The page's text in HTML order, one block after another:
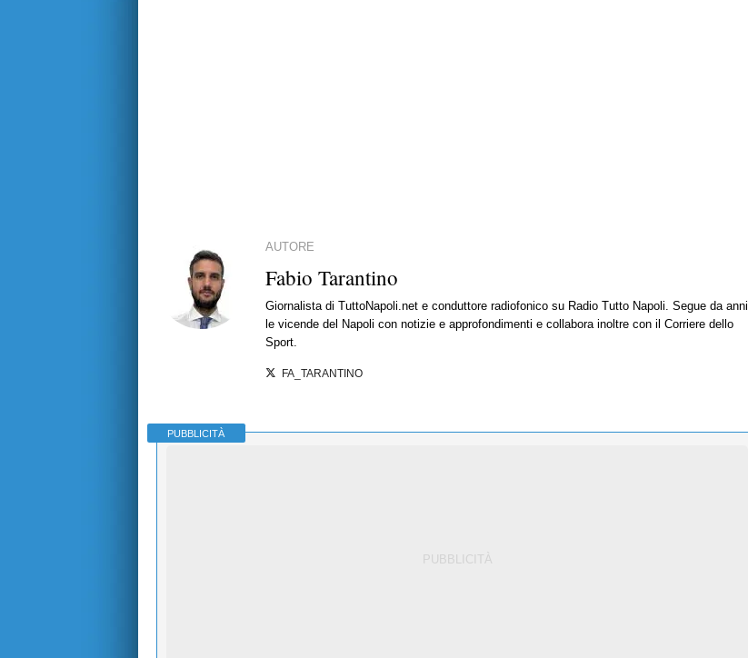
AUTORE
Fabio Tarantino
Giornalista di TuttoNapoli.net e conduttore radiofonico su Radio Tutto Napoli. Segue da anni
le vicende del Napoli con notizie e approfondimenti e collabora inoltre con il Corriere dello
Sport.
FA_TARANTINO
PUBBLICITÀ